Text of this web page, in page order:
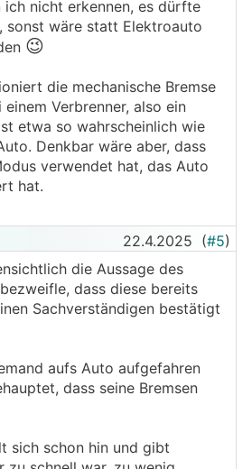
ich nicht erkennen, es dürfte
sonst wäre statt Elektroauto
😉
die mechanische Bremse
Verbrenner, also ein
etwa so wahrscheinlich wie
Denkbar wäre aber, dass
verwendet hat, das Auto
hat.
22.4.2025 (#5)
die Aussage des
dass diese bereits
Sachverständigen bestätigt
aufs Auto aufgefahren
dass seine Bremsen
sich schon hin und gibt